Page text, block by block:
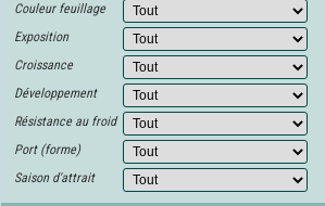
Couleur feuillage
Exposition
Croissance
Développement
Résistance au froid
Port (forme)
Saison d'attrait